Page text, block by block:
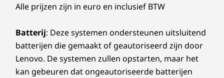
Alle prijzen zijn in euro en inclusief BTW
Batterij: Deze systemen ondersteunen uitsluitend
batterijen die gemaakt of geautoriseerd zijn door
Lenovo. De systemen zullen opstarten, maar het
kan gebeuren dat ongeautoriseerde batterijen